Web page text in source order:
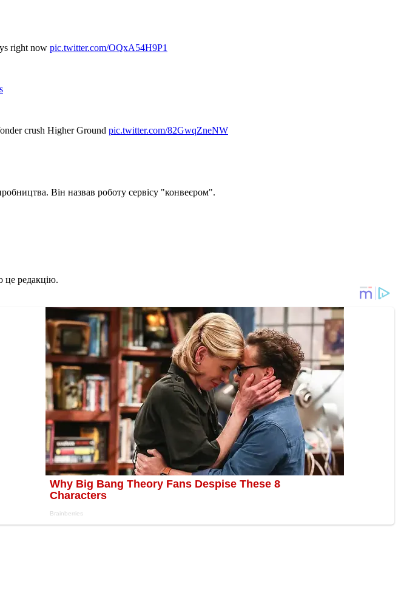
right now pic.twitter.com/OQxA54H9P1
crush Higher Ground pic.twitter.com/82GwqZneNW
Він назвав роботу сервісу "конвеєром".
це редакцію.